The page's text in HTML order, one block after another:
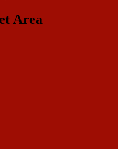
Area